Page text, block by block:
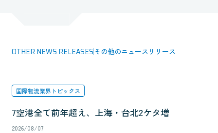
OTHER NEWS RELEASES その他のニュースリリース
国際物流業界トピックス
7空港全て前年超え、上海・台北2ケタ増
2026/08/07